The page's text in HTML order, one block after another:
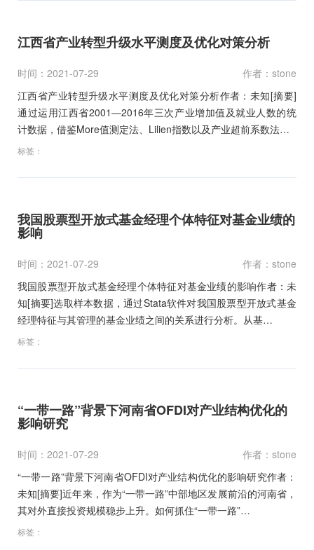
江西省产业转型升级水平测度及优化对策分析
时间：2021-07-29
作者：stone
江西省产业转型升级水平测度及优化对策分析作者：未知[摘要]
通过运用江西省2001―2016年三次产业增加值及就业人数的统
计数据，借鉴More值测定法、Lilien指数以及产业超前系数法…
标签：
我国股票型开放式基金经理个体特征对基金业绩的
影响
时间：2021-07-29
作者：stone
我国股票型开放式基金经理个体特征对基金业绩的影响作者：未
知[摘要]选取样本数据，通过Stata软件对我国股票型开放式基金
经理特征与其管理的基金业绩之间的关系进行分析。从基…
标签：
“一带一路”背景下河南省OFDI对产业结构优化的
影响研究
时间：2021-07-29
作者：stone
“一带一路”背景下河南省OFDI对产业结构优化的影响研究作者：
未知[摘要]近年来，作为“一带一路”中部地区发展前沿的河南省，
其对外直接投资规模稳步上升。如何抓住“一带一路”…
标签：